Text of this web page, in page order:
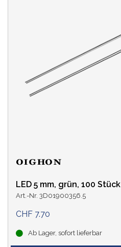
LED 5 mm, grün, 100 Stück
Art.-Nr. 3D01900356.5
CHF 7.70
Ab Lager, sofort lieferbar